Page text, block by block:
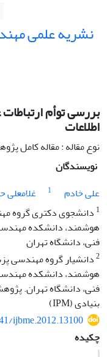
نشریه علمی
بررسی توأم
اطلاعات
نوع مقاله : مقاله کامل
نویسندگان
علی خادم
1
1 دانشجوی دکتری گروه
هوشمند، دانشکده
فنی، دانشگاه تهران
2دانشیار گروه مهندسی
هوشمند، دانشکده
فنی، دانشگاه تهران.
بنیادی (IPM)
ijbme.2012.13100
چکیده